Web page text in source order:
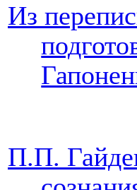
Из
П.П.